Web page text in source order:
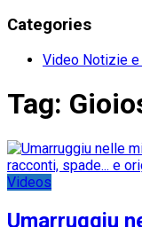
Categories
Video Notizie
Tag:
Videos
Umarruggiu